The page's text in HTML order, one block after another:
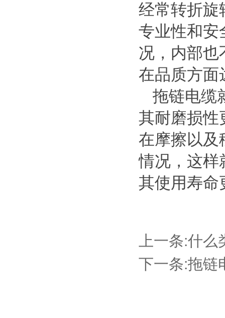
经常转折旋
专业性和安
况，内部也
在品质方面
拖链电缆
其耐磨损性
在摩擦以及
情况，这样
其使用寿命
上一条:什么
下一条:拖链